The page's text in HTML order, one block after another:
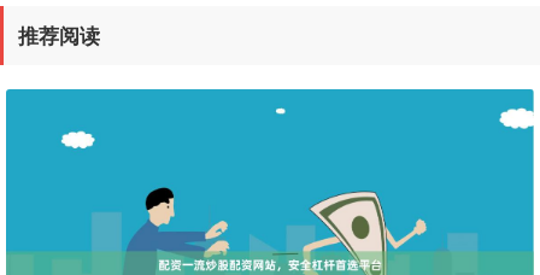
推荐阅读